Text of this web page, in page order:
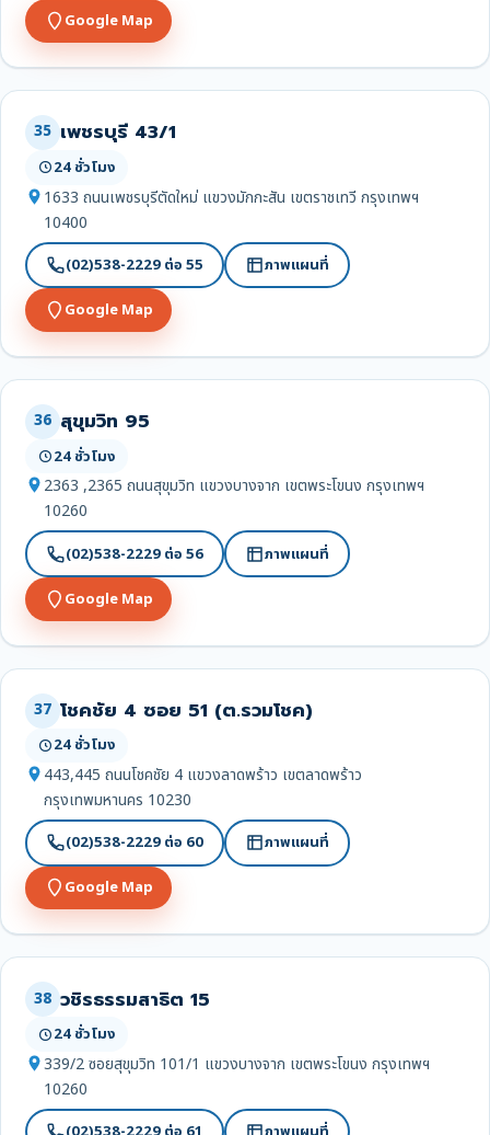
Google Map
35 เพชรบุรี 43/1
24 ชั่วโมง
1633 ถนนเพชรบุรีตัดใหม่ แขวงมักกะสัน เขตราชเทวี กรุงเทพฯ
10400
(02)538-2229 ต่อ 55 ภาพแผนที่
Google Map
36 สุขุมวิท 95
24 ชั่วโมง
2363 ,2365 ถนนสุขุมวิท แขวงบางจาก เขตพระโขนง กรุงเทพฯ
10260
(02)538-2229 ต่อ 56 ภาพแผนที่
Google Map
37 โชคชัย 4 ซอย 51 (ต.รวมโชค)
24 ชั่วโมง
443,445 ถนนโชคชัย 4 แขวงลาดพร้าว เขตลาดพร้าว
กรุงเทพมหานคร 10230
(02)538-2229 ต่อ 60 ภาพแผนที่
Google Map
38 วชิรธรรมสาธิต 15
24 ชั่วโมง
339/2 ซอยสุขุมวิท 101/1 แขวงบางจาก เขตพระโขนง กรุงเทพฯ
10260